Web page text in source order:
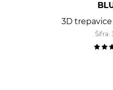
3D trepavice
Šifra: